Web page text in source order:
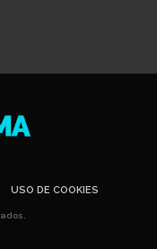
USO DE COOKIES